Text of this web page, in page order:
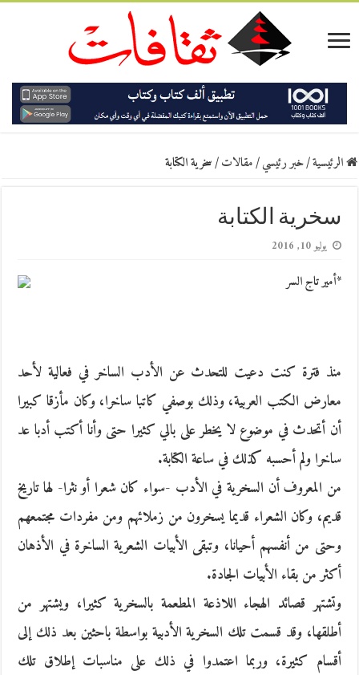
الرئيسية/خبر رئيسي/مقالات/سخرية الكتابة
سخرية الكتابة
يوليو 10, 2016
*أمير تاج السر
منذ فترة كنت دعيت للتحدث عن الأدب الساخر في فعالية لأحد
معارض الكتب العربية، وذلك بوصفي كاتبا ساخرا، وكان مأزقا كبيرا
أن أتحدث في موضوع لا يخطر على بالي كثيرا حتى وأنا أكتب أدبا عد
ساخرا ولم أحسبه كذلك في ساعة الكتابة.
من المعروف أن السخرية في الأدب -سواء كان شعرا أو نثرا- لها تاريخ
قديم، وكان الشعراء قديما يسخرون من زملائهم ومن مفردات مجتمعهم
وحتى من أنفسهم أحيانا، وتبقى الأبيات الشعرية الساخرة في الأذهان
أكثر من بقاء الأبيات الجادة.
وتشتهر قصائد الهجاء اللاذعة المطعمة بالسخرية كثيرا، ويشتهر من
أطلقها، وقد قسمت تلك السخرية الأدبية بواسطة باحثين بعد ذلك إلى
أقسام كثيرة، وربما اعتمدوا في ذلك على مناسبات إطلاق تلك